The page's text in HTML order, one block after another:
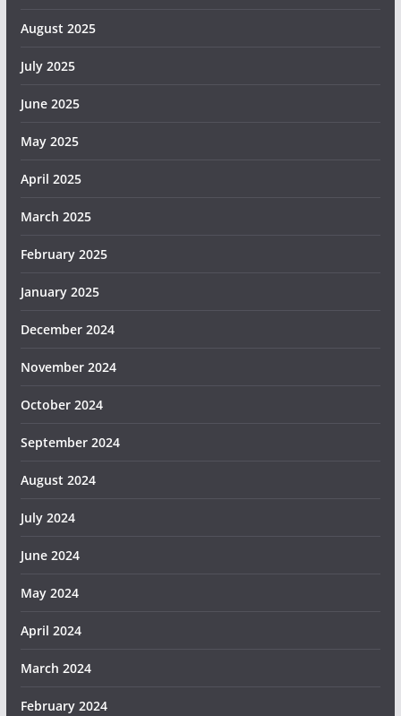
August 2025
July 2025
June 2025
May 2025
April 2025
March 2025
February 2025
January 2025
December 2024
November 2024
October 2024
September 2024
August 2024
July 2024
June 2024
May 2024
April 2024
March 2024
February 2024